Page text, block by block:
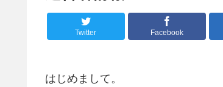
Twitter Facebook
はじめまして。